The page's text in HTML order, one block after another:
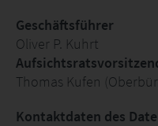
Geschäftsführer
Oliver P. Kuhrt
Thomas Kufen
Kontaktdaten des